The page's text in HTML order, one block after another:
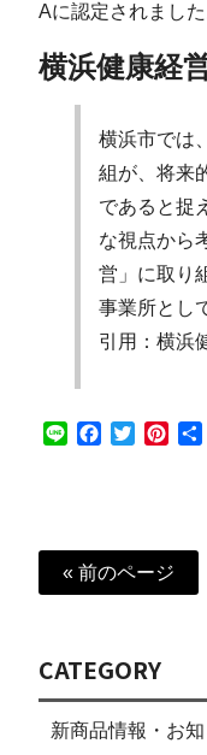
Aに認定されました
横浜健康経
横浜市では
組が、将来
であると捉
な視点から
営」に取り
事業所とし
引用：横浜
Line Facebook
Twitter
« 前のページ
CATEGORY
新商品情報・お